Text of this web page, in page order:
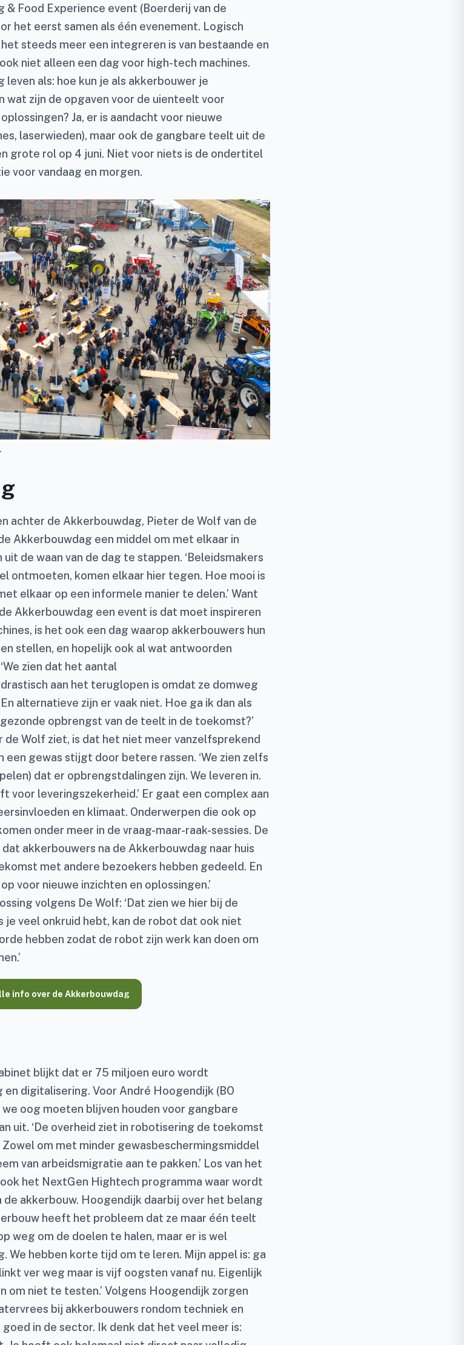
& Food Experience event (Boerderij van de
het eerst samen als één evenement. Logisch
steeds meer een integreren is van bestaande en
niet alleen een dag voor high-tech machines.
leven als: hoe kun je als akkerbouwer je
zijn de opgaven voor de uienteelt voor
Ja, er is aandacht voor nieuwe
laserwieden), maar ook de gangbare teelt uit de
grote rol op 4 juni. Niet voor niets is de ondertitel
voor vandaag en morgen.
achter de Akkerbouwdag, Pieter de Wolf van de
Akkerbouwdag een middel om met elkaar in
de waan van de dag te stappen. ‘Beleidsmakers
ontmoeten, komen elkaar hier tegen. Hoe mooi is
elkaar op een informele manier te delen.’ Want
Akkerbouwdag een event is dat moet inspireren
is het ook een dag waarop akkerbouwers hun
stellen, en hopelijk ook al wat antwoorden
zien dat het aantal
aan het teruglopen is omdat ze domweg
alternatieve zijn er vaak niet. Hoe ga ik dan als
opbrengst van de teelt in de toekomst?’
Wolf ziet, is dat het niet meer vanzelfsprekend
een gewas stijgt door betere rassen. ‘We zien zelfs
dat er opbrengstdalingen zijn. We leveren in.
voor leveringszekerheid.’ Er gaat een complex aan
en klimaat. Onderwerpen die ook op
onder meer in de vraag-maar-raak-sessies. De
dat akkerbouwers na de Akkerbouwdag naar huis
met andere bezoekers hebben gedeeld. En
voor nieuwe inzichten en oplossingen.’
volgens De Wolf: ‘Dat zien we hier bij de
je veel onkruid hebt, kan de robot dat ook niet
hebben zodat de robot zijn werk kan doen om
info over de Akkerbouwdag
blijkt dat er 75 miljoen euro wordt
digitalisering. Voor André Hoogendijk (BO
oog moeten blijven houden voor gangbare
uit. ‘De overheid ziet in robotisering de toekomst
om met minder gewasbeschermingsmiddel
van arbeidsmigratie aan te pakken.’ Los van het
het NextGen Hightech programma waar wordt
akkerbouw. Hoogendijk daarbij over het belang
heeft het probleem dat ze maar één teelt
weg om de doelen te halen, maar er is wel
We hebben korte tijd om te leren. Mijn appel is: ga
ver weg maar is vijf oogsten vanaf nu. Eigenlijk
om niet te testen.’ Volgens Hoogendijk zorgen
bij akkerbouwers rondom techniek en
in de sector. Ik denk dat het veel meer is: